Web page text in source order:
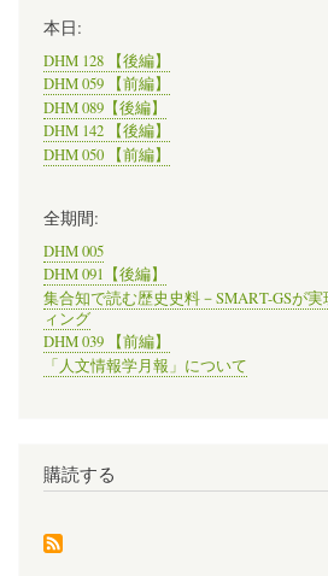
本日:
DHM 128 【後編】
DHM 059 【前編】
DHM 089【後編】
DHM 142 【後編】
DHM 050 【前編】
全期間:
DHM 005
DHM 091【後編】
集合知で読む歴史史料－SMART-GSが
ィング
DHM 039 【前編】
「人文情報学月報」について
購読する